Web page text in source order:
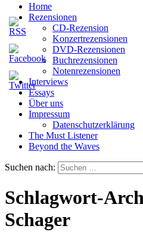
Home
Rezensionen
CD-Rezension
Konzertrezensionen
DVD-Rezensionen
Buchrezensionen
Notenrezensionen
Interviews
Essays
Über uns
Impressum
Datenschutzerklärung
The Must Listener
Beyond the Waves
Suchen nach:
Schlagwort-
Schager